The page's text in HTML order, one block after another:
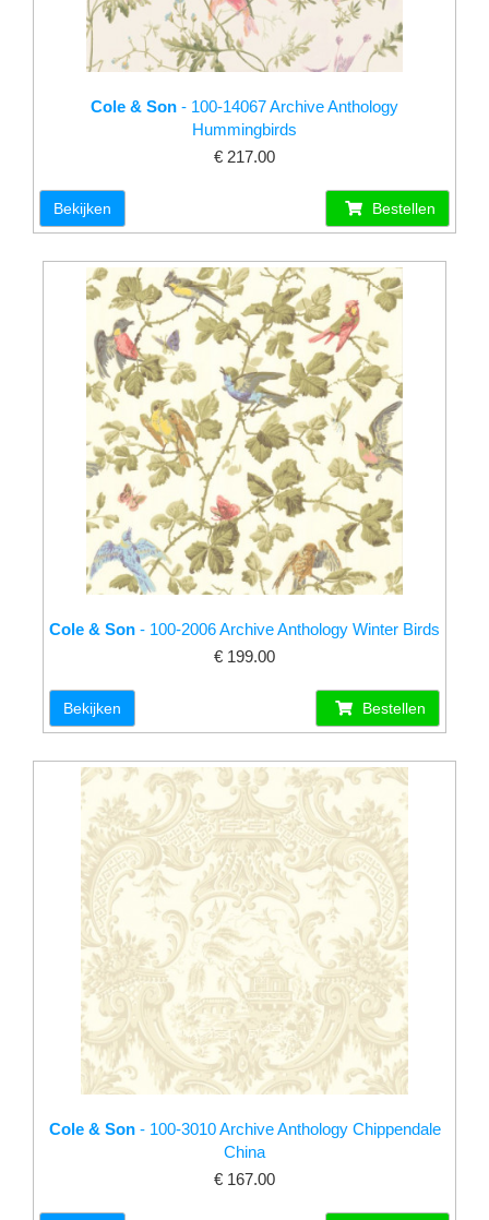
Cole & Son - 100-14067 Archive Anthology
Hummingbirds
€ 217.00
Bekijken Bestellen
Cole & Son - 100-2006 Archive Anthology Winter Birds
€ 199.00
Bekijken Bestellen
Cole & Son- 100-3010 Archive Anthology Chippendale
China
€ 167.00